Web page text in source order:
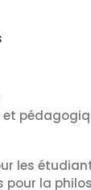
les
pour la